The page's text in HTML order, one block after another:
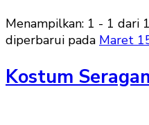
Menampilkan: 1 - 1 dari
diperbarui pada Maret
Kostum